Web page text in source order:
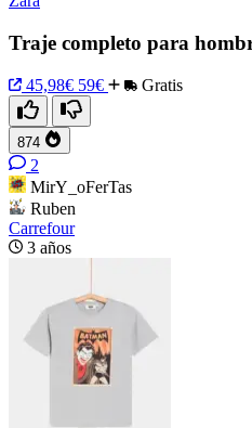
Traje completo para
45,98€ 59€ Gratis
874
2
MirY_oFerTas
Ruben
Carrefour
3 años